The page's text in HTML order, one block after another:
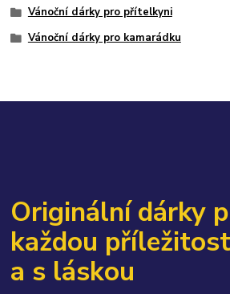
Vánoční dárky pro přítelkyni
Vánoční dárky pro kamarádku
Originální dárky
každou
a s láskou